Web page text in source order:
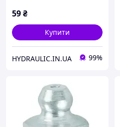
UMETA Німеччина
59₴
Купити
HYDRAULIC.IN.UA 99%